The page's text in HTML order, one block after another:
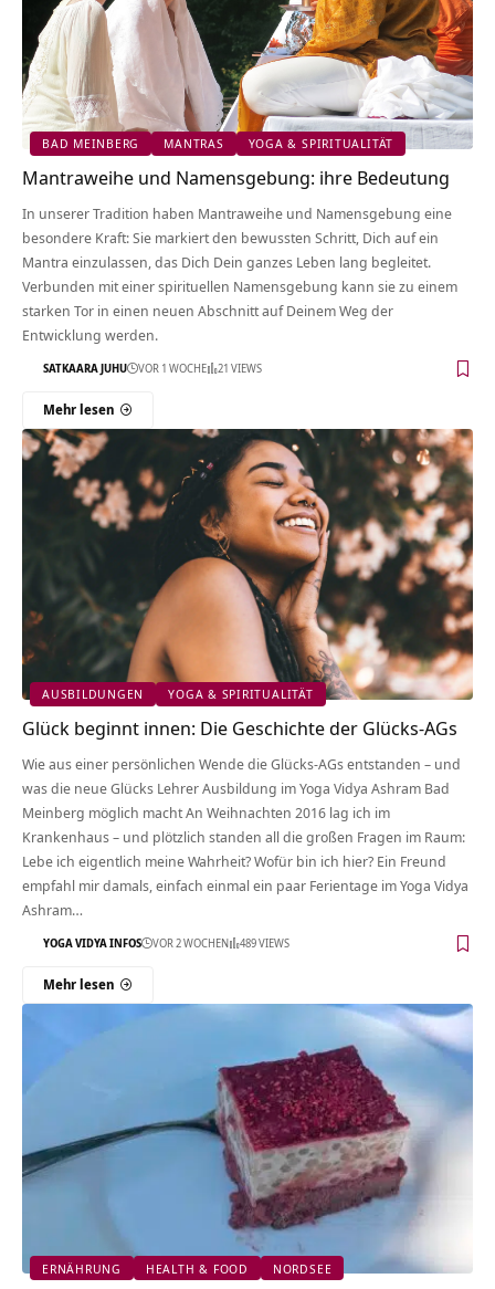
BAD MEINBERG MANTRAS YOGA & SPIRITUALITÄT
Mantraweihe und Namensgebung: ihre Bedeutung
In unserer Tradition haben Mantraweihe und Namensgebung eine
besondere Kraft: Sie markiert den bewussten Schritt, Dich auf ein
Mantra einzulassen, das Dich Dein ganzes Leben lang begleitet.
Verbunden mit einer spirituellen Namensgebung kann sie zu einem
starken Tor in einen neuen Abschnitt auf Deinem Weg der
Entwicklung werden.
SATKAARA JUHU VOR 1 WOCHE 21 VIEWS
Mehr lesen
AUSBILDUNGEN YOGA & SPIRITUALITÄT
Glück beginnt innen: Die Geschichte der Glücks-AGs
Wie aus einer persönlichen Wende die Glücks-AGs entstanden – und
was die neue Glücks Lehrer Ausbildung im Yoga Vidya Ashram Bad
Meinberg möglich macht An Weihnachten 2016 lag ich im
Krankenhaus – und plötzlich standen all die großen Fragen im Raum:
Lebe ich eigentlich meine Wahrheit? Wofür bin ich hier? Ein Freund
empfahl mir damals, einfach einmal ein paar Ferientage im Yoga Vidya
Ashram…
YOGA VIDYA INFOS VOR 2 WOCHEN 489 VIEWS
Mehr lesen
ERNÄHRUNG HEALTH & FOOD NORDSEE